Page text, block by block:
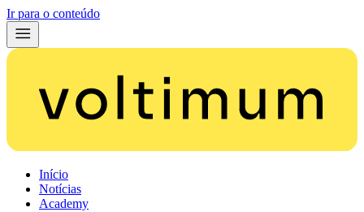
Ir para o conteúdo
Início
Notícias
Academy